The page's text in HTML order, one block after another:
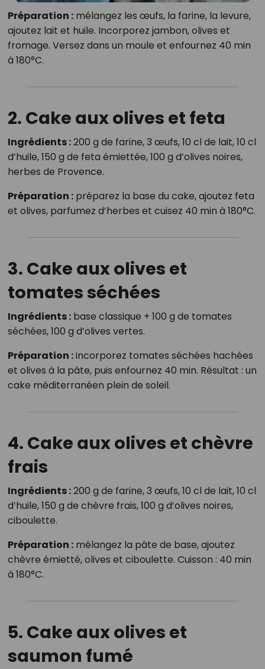
Préparation :mélangez les œufs, la farine, la levure,
ajoutez lait et huile. Incorporez jambon, olives et
fromage. Versez dans un moule et enfournez 40 min
à 180°C.
2. Cake aux olives et feta
Ingrédients :200 g de farine, 3 œufs, 10 cl de lait, 10 cl
d’huile, 150 g de feta émiettée, 100 g d’olives noires,
herbes de Provence.
Préparation :préparez la base du cake, ajoutez feta
et olives, parfumez d’herbes et cuisez 40 min à 180°C.
3. Cake aux olives et
tomates séchées
Ingrédients :base classique + 100 g de tomates
séchées, 100 g d’olives vertes.
Préparation :incorporez tomates séchées hachées
et olives à la pâte, puis enfournez 40 min. Résultat : un
cake méditerranéen plein de soleil.
4. Cake aux olives et chèvre
frais
Ingrédients :200 g de farine, 3 œufs, 10 cl de lait, 10 cl
d’huile, 150 g de chèvre frais, 100 g d’olives noires,
ciboulette.
Préparation :mélangez la pâte de base, ajoutez
chèvre émietté, olives et ciboulette. Cuisson : 40 min
à 180°C.
5. Cake aux olives et
saumon fumé